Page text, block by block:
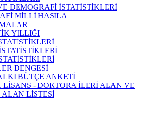
DEMOGRAFİ İSTATİSTİKLERİ
MİLLİ HASILA
YILLIĞI
DENGESİ
BÜTÇE ANKETİ
LİSANS - DOKTORA İLERİ ALAN VE
ALAN LİSTESİ